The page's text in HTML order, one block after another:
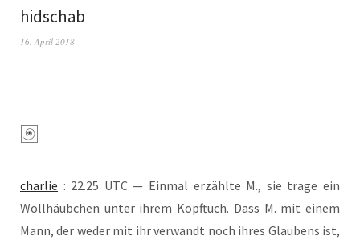
hidschab
16. April 2018
char­lie : 22.25 UTC — Ein­mal erzähl­te M., sie tra­ge ein
Woll­häub­chen unter ihrem Kopf­tuch. Dass M. mit einem
Mann, der weder mit ihr ver­wandt noch ihres Glau­bens ist,